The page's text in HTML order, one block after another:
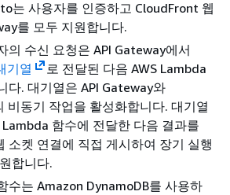
는 사용자를 인증하고 CloudFront 웹
를 모두 지원합니다.
의 수신 요청은 API Gateway에서
기열
로 전달된 다음 AWS Lambda
다. 대기열은 API Gateway와
비동기 작업을 활성화합니다. 대기열
함수에 전달한 다음 결과를
소켓 연결에 직접 게시하여 장기 실행
합니다.
수는 Amazon DynamoDB를 사용하